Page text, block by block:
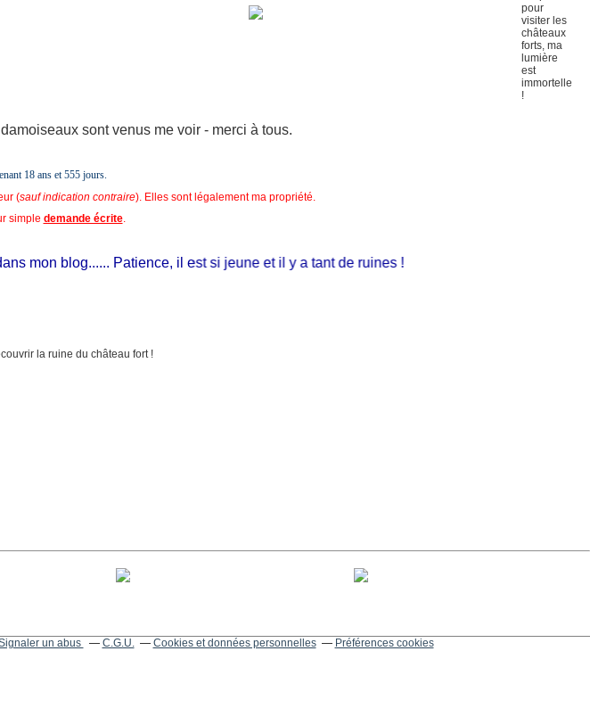
sont venus me voir - merci à tous.
18 ans et555 jours.
(sauf indication contraire). Elles sont légalement ma propriété.
simple demande écrite.
mon blog...... Patience, il est si jeune et il y a tant de ruines !
un abus C.G.U. Cookies et données personnelles Préférences cookies